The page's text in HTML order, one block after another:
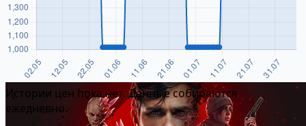
Истории цен пока нет. Данные собираются
ежедневно.